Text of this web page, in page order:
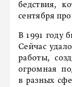
бедствия,
сентября
В 1991 году
Сейчас
работы,
огромная
в разных